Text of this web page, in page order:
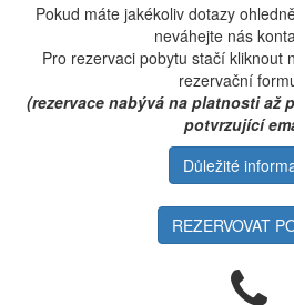
Pokud máte jakékoliv dotazy
neváhejte nás
Pro rezervaci pobytu stačí kliknout
rezervační
(rezervace nabývá na platnosti až
potvrzující
Důležité
REZERVOVAT